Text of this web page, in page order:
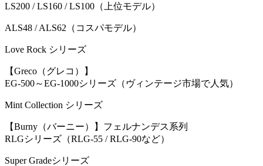
LS200 / LS160 / LS100（上位モデル）
ALS48 / ALS62（コスパモデル）
Love Rock シリーズ
【Greco（グレコ）】
EG-500～EG-1000シリーズ（ヴィンテージ市場で人気）
Mint Collection シリーズ
【Burny（バーニー）】フェルナンデス系列
RLGシリーズ（RLG-55 / RLG-90など）
Super Gradeシリーズ